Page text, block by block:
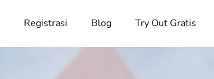
Registrasi Blog Try Out Gratis